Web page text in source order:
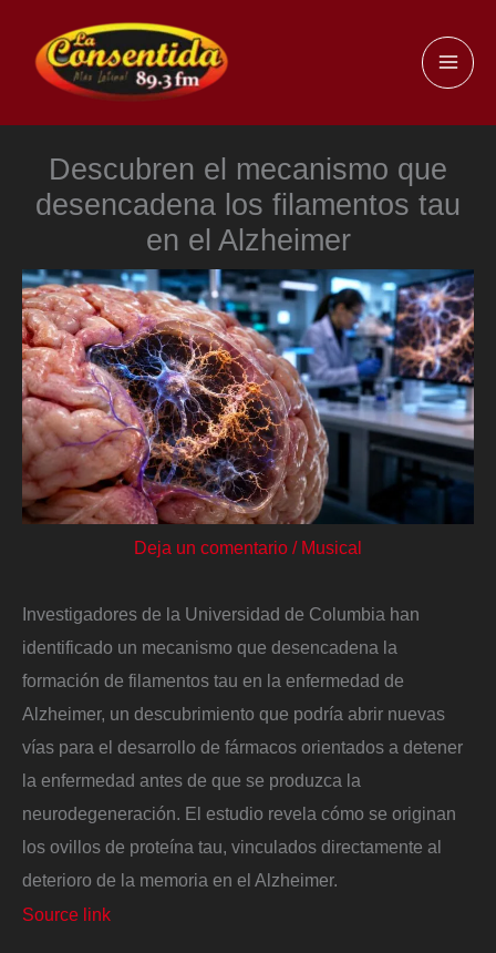
contenido
Descubren el mecanismo que
desencadena los filamentos tau
en el Alzheimer
Deja un comentario / Musical
Investigadores de la Universidad de Columbia han
identificado un mecanismo que desencadena la
formación de filamentos tau en la enfermedad de
Alzheimer, un descubrimiento que podría abrir nuevas
vías para el desarrollo de fármacos orientados a detener
la enfermedad antes de que se produzca la
neurodegeneración. El estudio revela cómo se originan
los ovillos de proteína tau, vinculados directamente al
deterioro de la memoria en el Alzheimer.
Source link